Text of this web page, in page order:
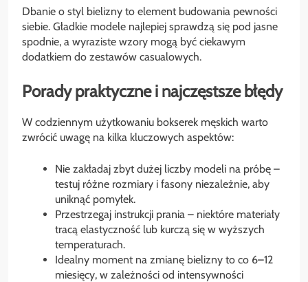
Dbanie o styl bielizny to element budowania pewności
siebie. Gładkie modele najlepiej sprawdzą się pod jasne
spodnie, a wyraziste wzory mogą być ciekawym
dodatkiem do zestawów casualowych.
Porady praktyczne i najczęstsze błędy
W codziennym użytkowaniu bokserek męskich warto
zwrócić uwagę na kilka kluczowych aspektów:
Nie zakładaj zbyt dużej liczby modeli na próbę –
testuj różne rozmiary i fasony niezależnie, aby
uniknąć pomyłek.
Przestrzegaj instrukcji prania – niektóre materiały
tracą elastyczność lub kurczą się w wyższych
temperaturach.
Idealny moment na zmianę bielizny to co 6–12
miesięcy, w zależności od intensywności